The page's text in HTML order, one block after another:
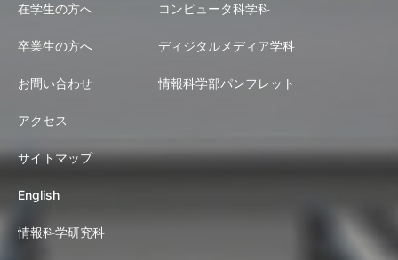
在学生の方へ
卒業生の方へ
お問い合わせ
アクセス
サイトマップ
English
コンピュータ科学科
ディジタルメディア学科
情報科学部パンフレット
情報科学研究科